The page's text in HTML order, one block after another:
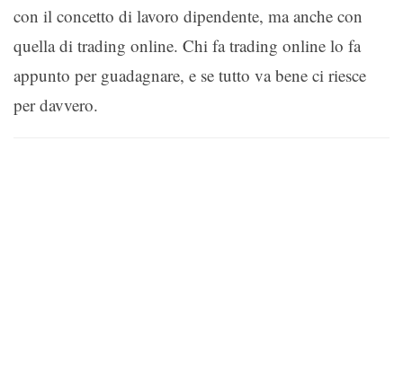
con il concetto di lavoro dipendente, ma anche con
quella di trading online. Chi fa trading online lo fa
appunto per guadagnare, e se tutto va bene ci riesce
per davvero.